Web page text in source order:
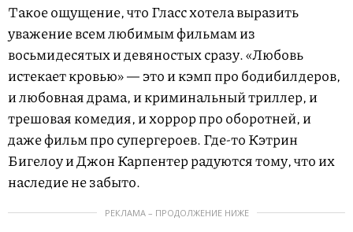
Такое ощущение, что Гласс хотела выразить
уважение всем любимым фильмам из
восьмидесятых и девяностых сразу. «Любовь
истекает кровью» — это и кэмп про бодибилдеров,
и любовная драма, и криминальный триллер, и
трешовая комедия, и хоррор про оборотней, и
даже фильм про супергероев. Где-то Кэтрин
Бигелоу и Джон Карпентер радуются тому, что их
наследие не забыто.
РЕКЛАМА – ПРОДОЛЖЕНИЕ НИЖЕ